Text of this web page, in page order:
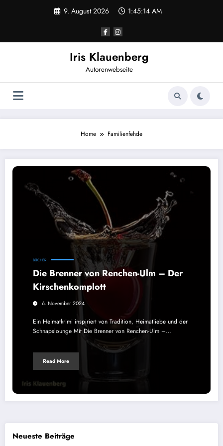
9. August 2026 1:45:14 AM
Iris Klauenberg
Autorenwebseite
Home Familienfehde
Die Brenner von Renchen-Ulm – Der Kirschenkomplott
BÜCHER
Die Brenner von Renchen-Ulm – Der
Kirschenkomplott
6. November 2024
Ein Heimatkrimi inspiriert von Tradition, Heimatliebe und der
Schnapslounge Mit Die Brenner von Renchen-Ulm –…
Read More
Neueste Beiträge